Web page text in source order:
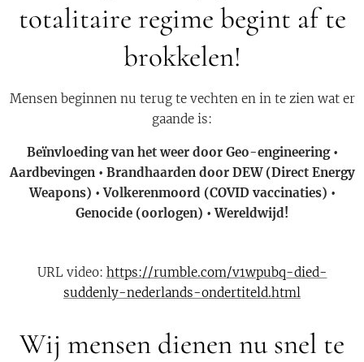
totalitaire regime begint af te
brokkelen!
Mensen beginnen nu terug te vechten en in te zien wat er
gaande is:
Beïnvloeding van het weer door Geo-engineering •
Aardbevingen • Brandhaarden door DEW (Direct Energy
Weapons) • Volkerenmoord (COVID vaccinaties) •
Genocide (oorlogen) • Wereldwijd!
URL video: https://rumble.com/v1wpubq-died-
suddenly-nederlands-ondertiteld.html
Wij mensen dienen nu snel te